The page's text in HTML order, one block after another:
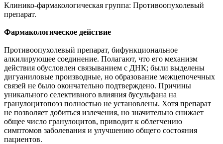
Клинико-фармакологическая группа: Противоопухолевый
препарат.
Фармакологическое действие
Противоопухолевый препарат, бифункциональное
алкилирующее соединение. Полагают, что его механизм
действия обусловлен связыванием с ДНК; были выделены
дигуаниловые производные, но образование межцепочечных
связей не было окончательно подтверждено. Причины
уникального селективного влияния бусульфана на
гранулоцитопоэз полностью не установлены. Хотя препарат
не позволяет добиться излечения, но значительно снижает
общее число гранулоцитов, приводит к облегчению
симптомов заболевания и улучшению общего состояния
пациентов.